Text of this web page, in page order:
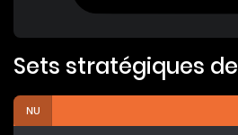
Sets stratégiques de
NU